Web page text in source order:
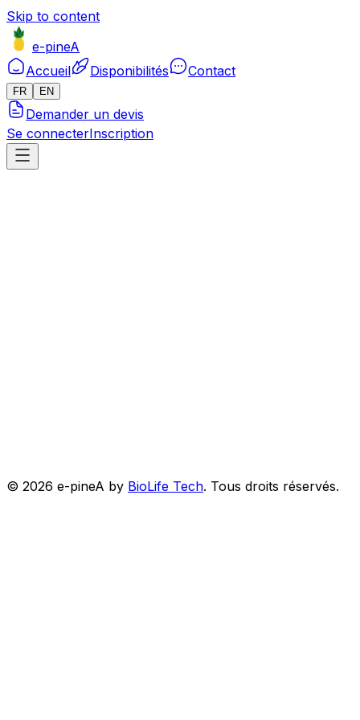
Skip to content
e-pineA
Accueil
Disponibilités Contact
FR EN
Demander un devis
Se connecterInscription
© 2026 e-pineA by BioLife Tech. Tous droits réservés.